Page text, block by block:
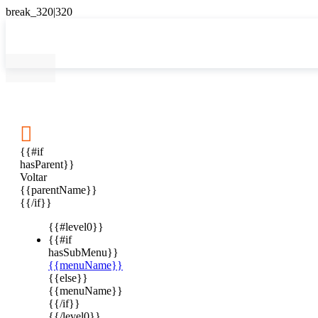

{{#if
hasParent}}
Voltar
{{parentName}}
{{/if}}
{{#level0}}
{{#if
hasSubMenu}}
{{menuName}}
{{else}}
{{menuName}}
{{/if}}